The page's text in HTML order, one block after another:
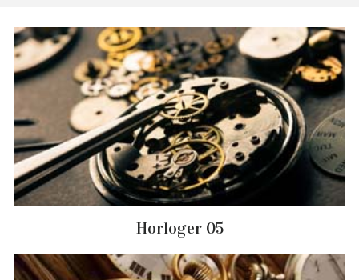
Horloger 05